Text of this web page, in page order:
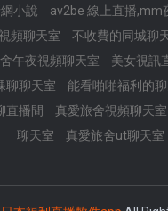
小說
av2be 線上直播,mm
頻聊天室 不收費的同城聊
午夜視頻聊天室
美女視訊
聊聊天室 能看啪啪福利的
直播間 真愛旅舍視頻聊天室
聊天室
真愛旅舍ut聊天室